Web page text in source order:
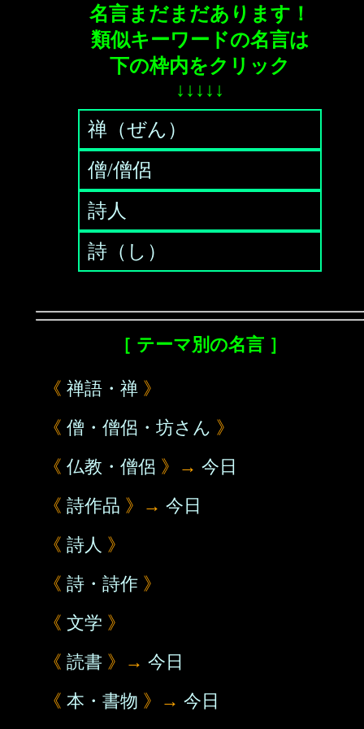
名言まだまだあります！
類似キーワードの名言は
下の枠内をクリック
↓↓↓↓↓
禅（ぜん）
僧/僧侶
詩人
詩（し）
［ テーマ別の名言 ］
《 禅語・禅 》
《 僧・僧侶・坊さん 》
《 仏教・僧侶 》→ 今日
《 詩作品 》→ 今日
《 詩人 》
《 詩・詩作 》
《 文学 》
《 読書 》→ 今日
《 本・書物 》→ 今日